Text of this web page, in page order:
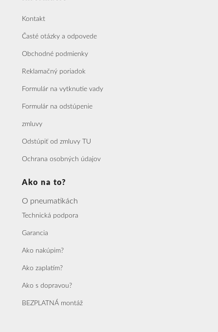
Kontakt
Časté otázky a odpovede
Obchodné podmienky
Reklamačný poriadok
Formulár na vytknutie vady
Formulár na odstúpenie
zmluvy
Odstúpiť od zmluvy TU
Ochrana osobných údajov
Ako na to?
O pneumatikách
Technická podpora
Garancia
Ako nakúpim?
Ako zaplatím?
Ako s dopravou?
BEZPLATNÁ montáž